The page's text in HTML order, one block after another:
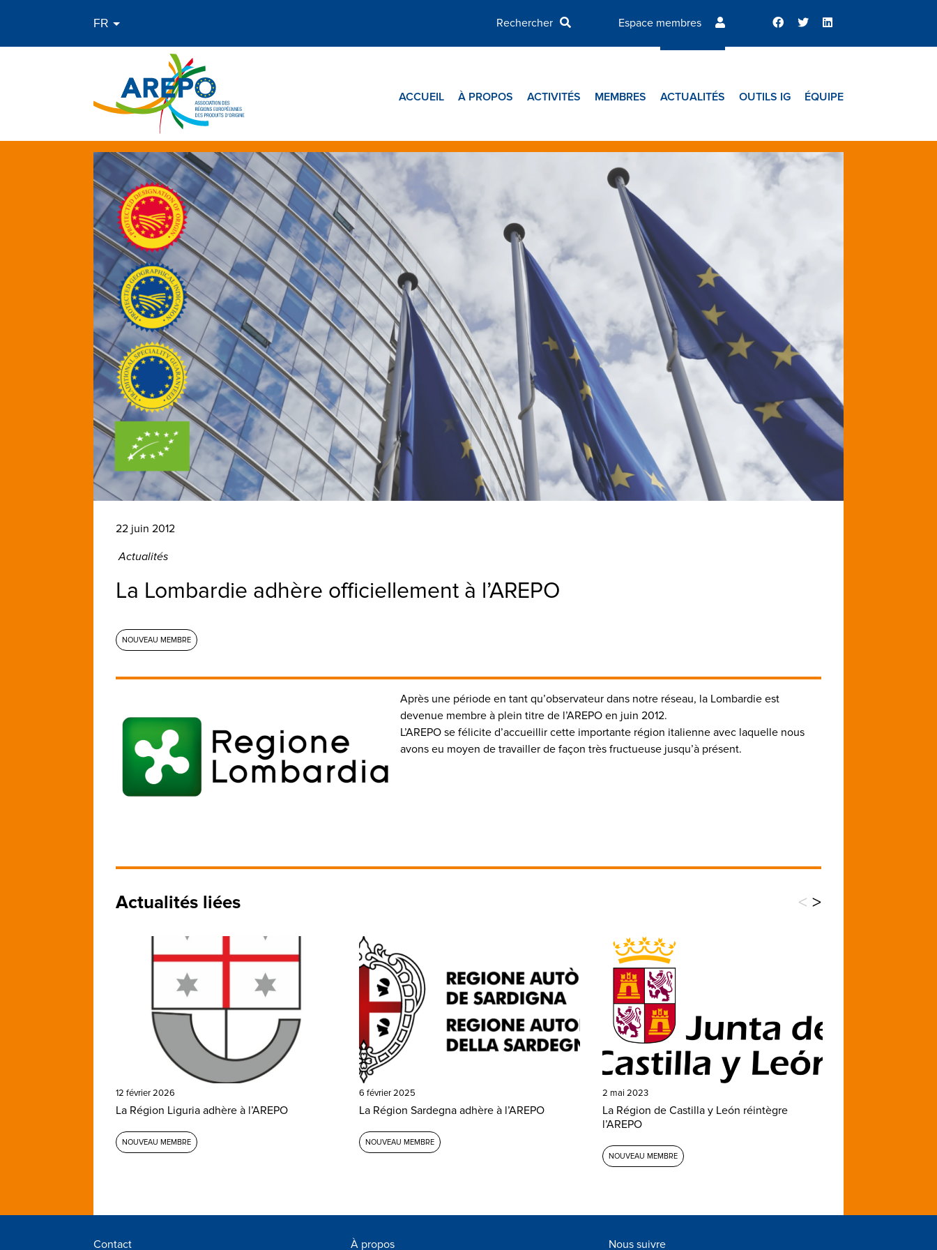
Espace membres
ACCUEIL À PROPOS ACTIVITÉS MEMBRES ACTUALITÉS OUTILS IG ÉQUIPE
22 juin 2012
Actualités
La Lombardie adhère officiellement à l’AREPO
NOUVEAU MEMBRE
Après une période en tant qu’observateur dans notre réseau, la Lombardie est
devenue membre à plein titre de l’AREPO en juin 2012.
L’AREPO se félicite d’accueillir cette importante région italienne avec laquelle nous
avons eu moyen de travailler de façon très fructueuse jusqu’à présent.
Actualités liées < >
12 février 2026
La Région Liguria adhère à l’AREPO
NOUVEAU MEMBRE
6 février 2025
La Région Sardegna adhère à l’AREPO
NOUVEAU MEMBRE
2 mai 2023
La Région de Castilla y León réintègre
l’AREPO
NOUVEAU MEMBRE
Contact À propos Nous suivre